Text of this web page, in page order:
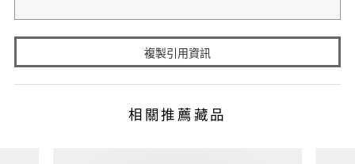
複製引用資訊
相關推薦藏品